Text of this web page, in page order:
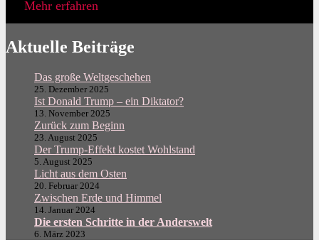
Mehr erfahren
Aktuelle Beiträge
Das große Weltgeschehen
25. Dezember 2025
Ist Donald Trump – ein Diktator?
13. November 2025
Zurück zum Beginn
23. August 2025
Der Trump-Effekt kostet Wohlstand
5. August 2025
Licht aus dem Osten
20. Februar 2024
Zwischen Erde und Himmel
14. Januar 2024
Die ersten Schritte in der Anderswelt
6. März 2023